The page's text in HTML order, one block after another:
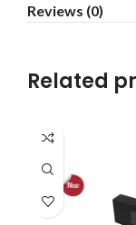
Reviews (0)
Related